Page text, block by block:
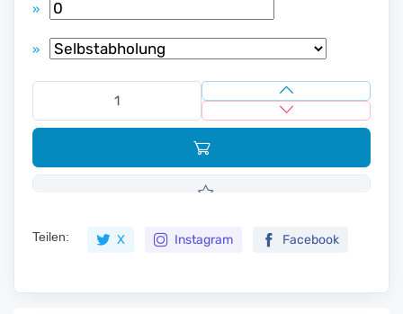
»
»
Teilen: X Instagram Facebook